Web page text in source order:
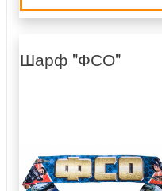
Шарф "ФСО"